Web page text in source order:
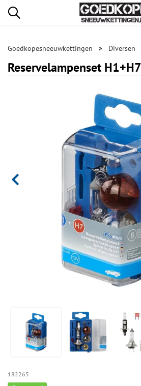
Goedkopesneeuwkettingen Diversen
Reservelampenset
182265